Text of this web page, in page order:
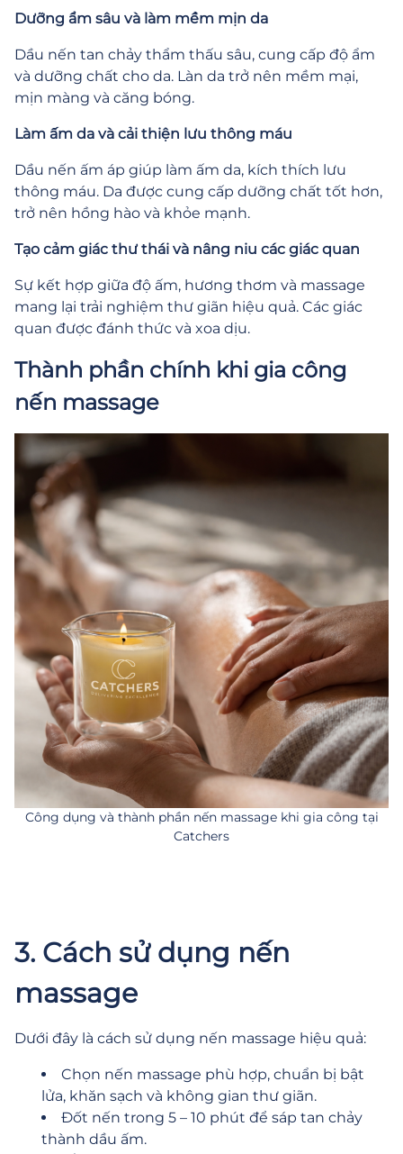
Dưỡng ẩm sâu và làm mềm mịn da
Dầu nến tan chảy thẩm thấu sâu, cung cấp độ ẩm
và dưỡng chất cho da. Làn da trở nên mềm mại,
mịn màng và căng bóng.
Làm ấm da và cải thiện lưu thông máu
Dầu nến ấm áp giúp làm ấm da, kích thích lưu
thông máu. Da được cung cấp dưỡng chất tốt hơn,
trở nên hồng hào và khỏe mạnh.
Tạo cảm giác thư thái và nâng niu các giác quan
Sự kết hợp giữa độ ấm, hương thơm và massage
mang lại trải nghiệm thư giãn hiệu quả. Các giác
quan được đánh thức và xoa dịu.
Thành phần chính khi gia công
nến massage
Công dụng và thành phần nến massage khi gia công tại
Catchers
3. Cách sử dụng nến
massage
Dưới đây là cách sử dụng nến massage hiệu quả:
Chọn nến massage phù hợp, chuẩn bị bật
lửa, khăn sạch và không gian thư giãn.
Đốt nến trong 5 – 10 phút để sáp tan chảy
thành dầu ấm.